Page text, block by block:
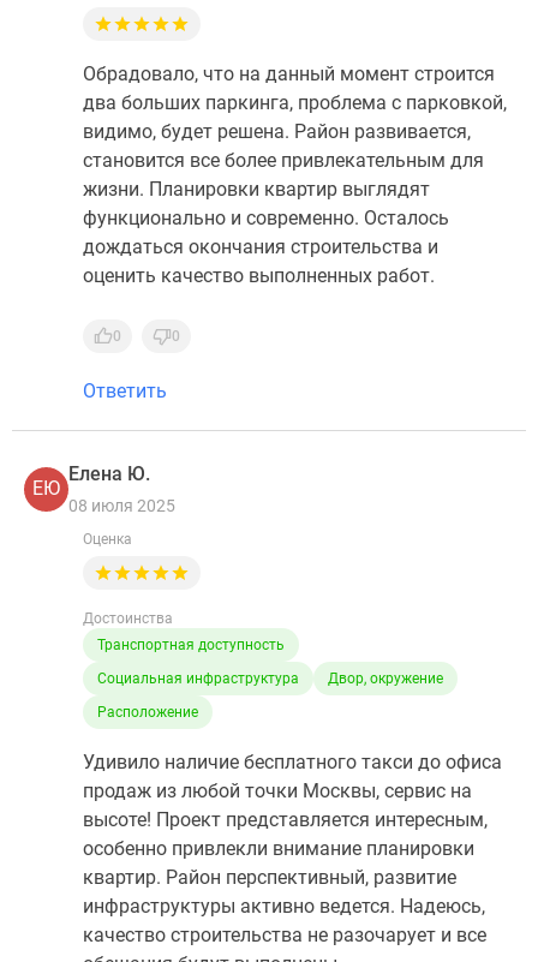
Обрадовало, что на данный момент строится
два больших паркинга, проблема с парковкой,
видимо, будет решена. Район развивается,
становится все более привлекательным для
жизни. Планировки квартир выглядят
функционально и современно. Осталось
дождаться окончания строительства и
оценить качество выполненных работ.
0 0
Ответить
ЕЮ
Елена Ю.
08 июля 2025
Оценка
Достоинства
Транспортная доступность
Социальная инфраструктура
Двор, окружение
Расположение
Удивило наличие бесплатного такси до офиса
продаж из любой точки Москвы, сервис на
высоте! Проект представляется интересным,
особенно привлекли внимание планировки
квартир. Район перспективный, развитие
инфраструктуры активно ведется. Надеюсь,
качество строительства не разочарует и все